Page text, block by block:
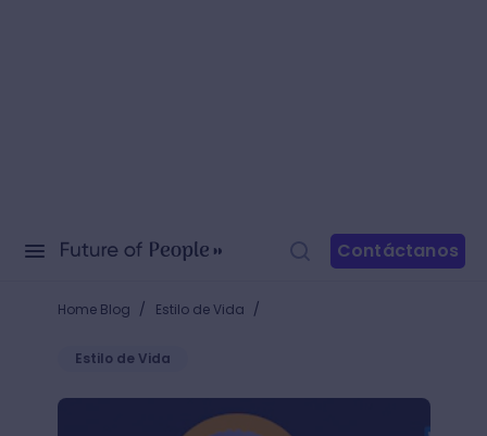
Contáctanos
Home Blog / Estilo de Vida /
Estilo de Vida
Aprende cómo activar el micrófono en Word y